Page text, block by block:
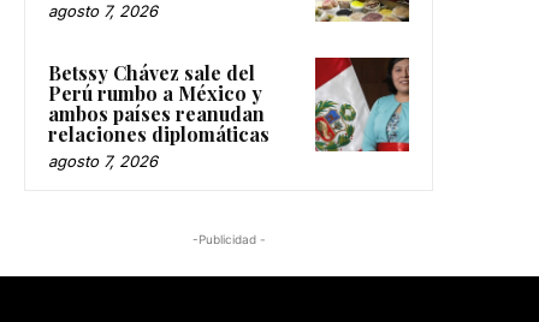
agosto 7, 2026
Betssy Chávez sale del
Perú rumbo a México y
ambos países reanudan
relaciones diplomáticas
agosto 7, 2026
-Publicidad -